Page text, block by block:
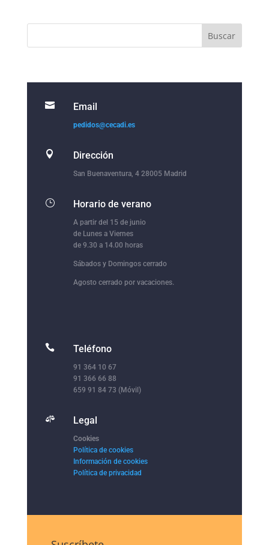
 Email
pedidos@cecadi.es
 Dirección
San Buenaventura, 4 28005 Madrid
} Horario de verano
A partir del 15 de junio
de Lunes a Viernes
de 9.30 a 14.00 horas
Sábados y Domingos cerrado
Agosto cerrado por vacaciones.
 Teléfono
91 364 10 67
91 366 66 88
659 91 84 73 (Móvil)
 Legal
Cookies
Política de cookies
Información de cookies
Política de privacidad